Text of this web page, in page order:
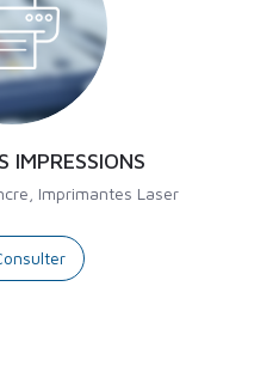
IMPRESSIONS
Imprimantes Laser